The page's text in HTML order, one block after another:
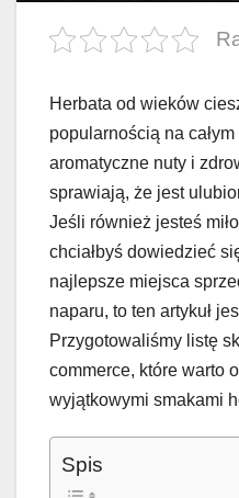
Herbata od wieków
popularnością na
aromatyczne nuty i
sprawiają, że jest
Jeśli również jesteś
chciałbyś dowiedzieć
najlepsze miejsca
naparu, to ten artykuł
Przygotowaliśmy listę
commerce, które warto
wyjątkowymi smakami
Spis